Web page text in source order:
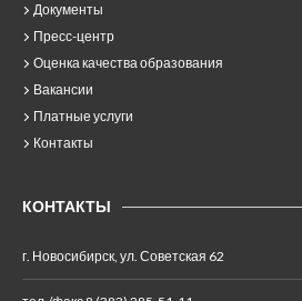
Документы
Пресс-центр
Оценка качества образования
Вакансии
Платные услуги
Контакты
КОНТАКТЫ
г. Новосибирск, ул. Советская 62